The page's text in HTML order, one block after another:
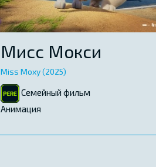
Мисс Мокси
Miss Moxy (2025)
Семейный фильм
Aнимация